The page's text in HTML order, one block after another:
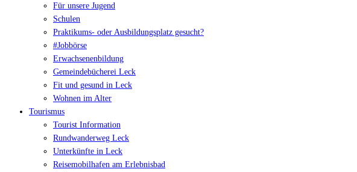
Für unsere Jugend
Schulen
Praktikums- oder Ausbildungsplatz gesucht?
#Jobbörse
Erwachsenenbildung
Gemeindebücherei Leck
Fit und gesund in Leck
Wohnen im Alter
Tourismus
Tourist Information
Rundwanderweg Leck
Unterkünfte in Leck
Reisemobilhafen am Erlebnisbad